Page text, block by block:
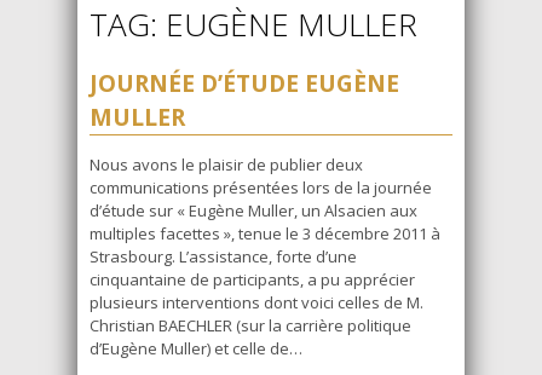
TAG: EUGÈNE MULLER
JOURNÉE D’ÉTUDE EUGÈNE
MULLER
Nous avons le plaisir de publier deux
communications présentées lors de la journée
d’étude sur « Eugène Muller, un Alsacien aux
multiples facettes », tenue le 3 décembre 2011 à
Strasbourg. L’assistance, forte d’une
cinquantaine de participants, a pu apprécier
plusieurs interventions dont voici celles de M.
Christian BAECHLER (sur la carrière politique
d’Eugène Muller) et celle de…